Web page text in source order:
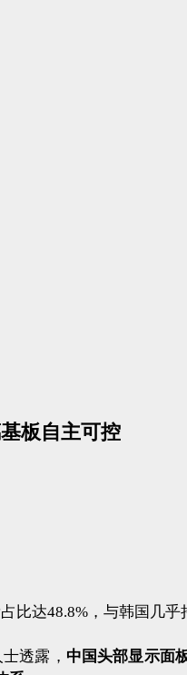
板自主可控
比达48.8%，与韩国几
透露， 中国头部显示面